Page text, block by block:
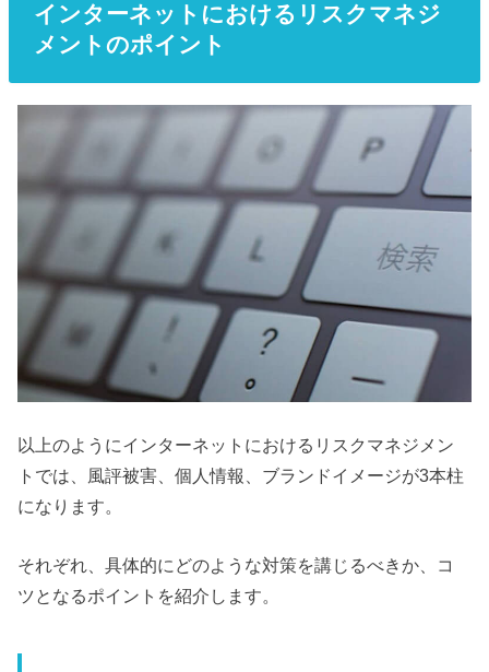
インターネットにおけるリスクマネジ
メントのポイント
以上のようにインターネットにおけるリスクマネジメン
トでは、風評被害、個人情報、ブランドイメージが3本柱
になります。
それぞれ、具体的にどのような対策を講じるべきか、コ
ツとなるポイントを紹介します。